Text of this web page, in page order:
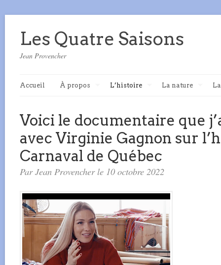
Les Quatre Saisons
Jean Provencher
Accueil À propos L’histoire La nature
Voici le documentaire que
avec Virginie Gagnon sur
Carnaval de Québec
Par Jean Provencher le 10 octobre 2022